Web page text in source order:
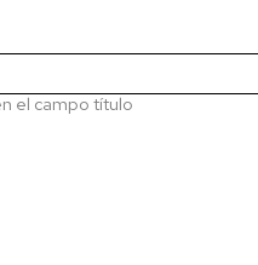
el campo título